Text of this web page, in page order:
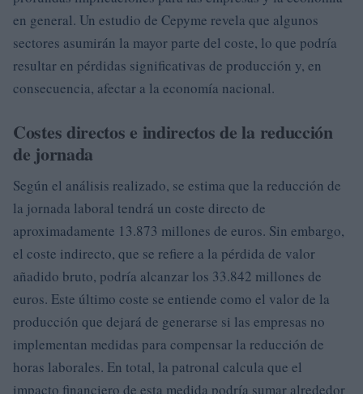
en general. Un estudio de Cepyme revela que algunos
sectores asumirán la mayor parte del coste, lo que podría
resultar en pérdidas significativas de producción y, en
consecuencia, afectar a la economía nacional.
Costes directos e indirectos de la reducción
de jornada
Según el análisis realizado, se estima que la reducción de
la jornada laboral tendrá un coste directo de
aproximadamente 13.873 millones de euros. Sin embargo,
el coste indirecto, que se refiere a la pérdida de valor
añadido bruto, podría alcanzar los 33.842 millones de
euros. Este último coste se entiende como el valor de la
producción que dejará de generarse si las empresas no
implementan medidas para compensar la reducción de
horas laborales. En total, la patronal calcula que el
impacto financiero de esta medida podría sumar alrededor